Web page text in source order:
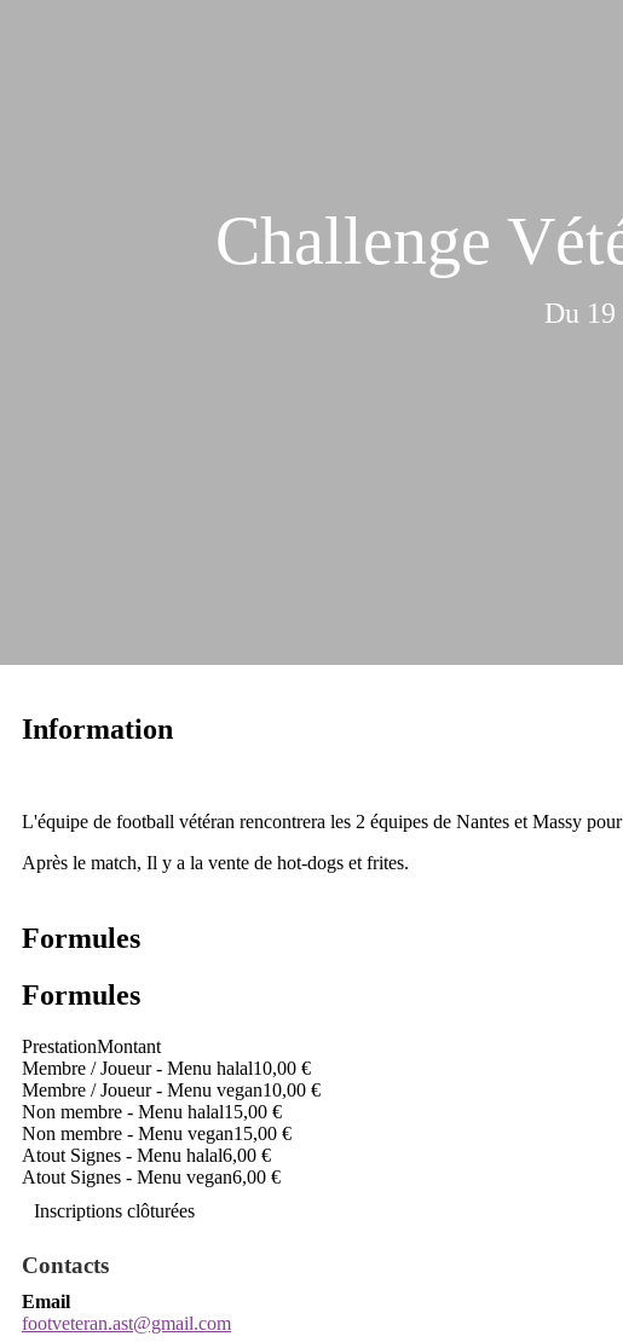
Challenge
Du 19
Information
L'équipe de football vétéran rencontrera les 2 équipes de Nantes et Massy
Après le match, Il y a la vente de hot-dogs et frites.
Formules
Formules
PrestationMontant
Membre / Joueur - Menu halal10,00 €
Membre / Joueur - Menu vegan10,00 €
Non membre - Menu halal15,00 €
Non membre - Menu vegan15,00 €
Atout Signes - Menu halal6,00 €
Atout Signes - Menu vegan6,00 €
Inscriptions clôturées
Contacts
Email
footveteran.ast@gmail.com